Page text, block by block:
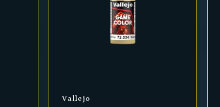
Anbieter:
Vallejo